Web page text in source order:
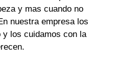
y mas cuando no
nuestra empresa los
los cuidamos con la